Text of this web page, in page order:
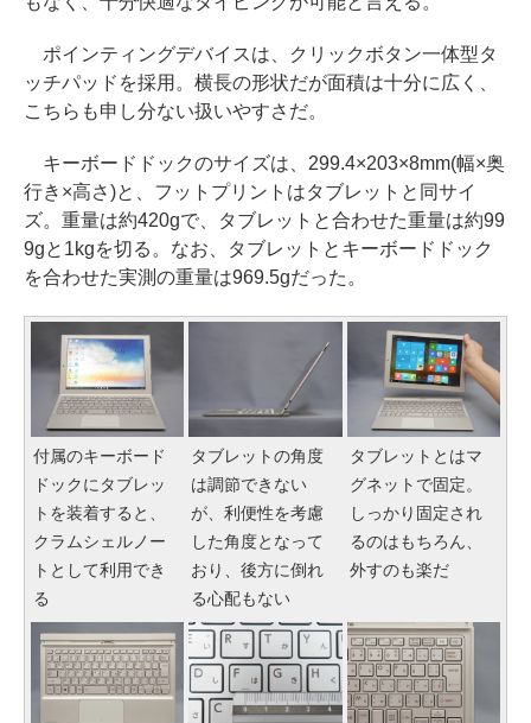
ポインティングデバイスは、クリックボタン一体型タ
ッチパッドを採用。横長の形状だが面積は十分に広く、
こちらも申し分ない扱いやすさだ。
キーボードドックのサイズは、299.4×203×8mm(幅×奥
行き×高さ)と、フットプリントはタブレットと同サイ
ズ。重量は約420gで、タブレットと合わせた重量は約99
9gと1kgを切る。なお、タブレットとキーボードドック
を合わせた実測の重量は969.5gだった。
付属のキーボード
ドックにタブレッ
トを装着すると、
クラムシェルノー
トとして利用でき
る
タブレットの角度
は調節できない
が、利便性を考慮
した角度となって
おり、後方に倒れ
る心配もない
タブレットとはマ
グネットで固定。
しっかり固定され
るのはもちろん、
外すのも楽だ